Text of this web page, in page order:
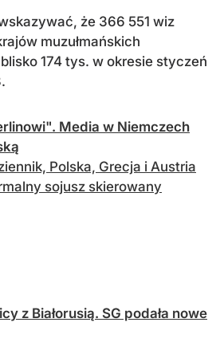
że 366 551 wiz
muzułmańskich
174 tys. w okresie styczeń
Media w Niemczech
Polska, Grecja i Austria
sojusz skierowany
z Białorusią. SG podała nowe